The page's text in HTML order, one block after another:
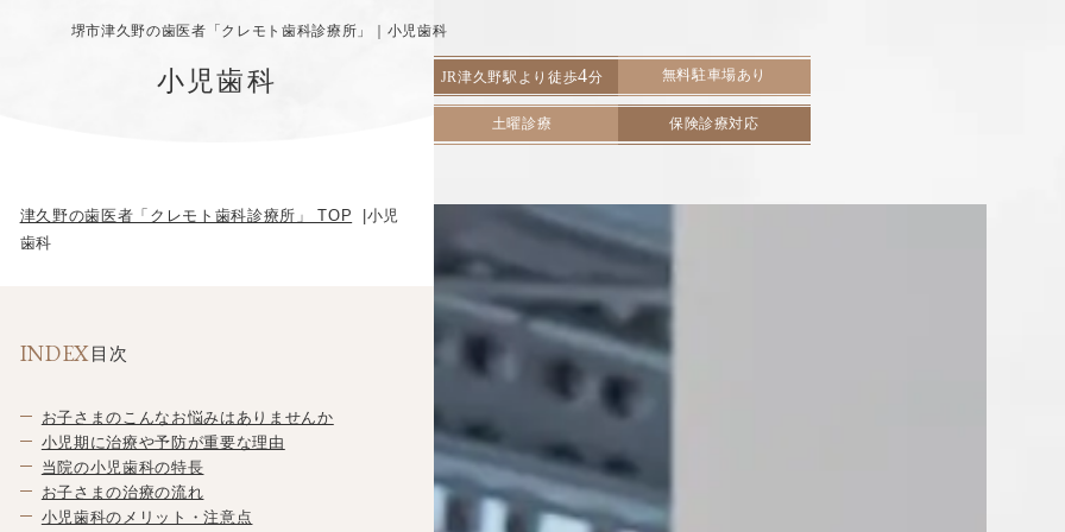
堺市津久野の歯医者「クレモト歯科診療所」｜小児歯科
JR津久野駅より徒歩4分 無料駐車場あり
土曜診療 保険診療対応
小児歯科
津久野の歯医者「クレモト歯科診療所」 TOP
小児
歯科
INDEX 目次
お子さまのこんなお悩みはありませんか
小児期に治療や予防が重要な理由
当院の小児歯科の特長
お子さまの治療の流れ
小児歯科のメリット・注意点